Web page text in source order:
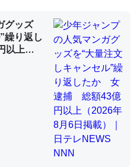
前の伏線」は回収されないけ
分量。進化すればするほど分
考察（１） - conceptualization
か。知らんかった。調べたら
グッズ
繰り返し
以上
テレ